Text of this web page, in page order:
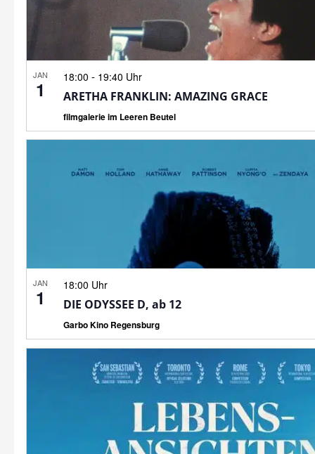
JAN
1
18:00 - 19:40 Uhr
ARETHA FRANKLIN: AMAZING GRACE
filmgalerie im Leeren Beutel
JAN
1
18:00 Uhr
DIE ODYSSEE D, ab 12
Garbo Kino Regensburg